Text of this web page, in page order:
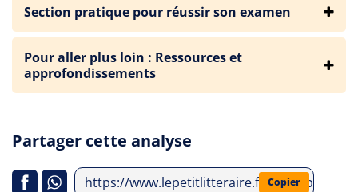
Section pratique pour réussir son examen
Pour aller plus loin : Ressources et
approfondissements
Partager cette analyse
https://www.lepetitlitteraire.fr/index.php/
Copier